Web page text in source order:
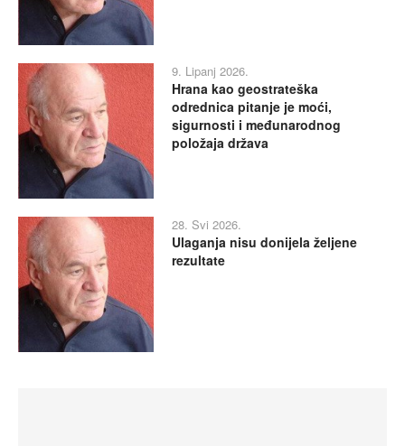
9. Lipanj 2026.
Hrana kao geostrateška
odrednica pitanje je moći,
sigurnosti i međunarodnog
položaja država
28. Svi 2026.
Ulaganja nisu donijela željene
rezultate